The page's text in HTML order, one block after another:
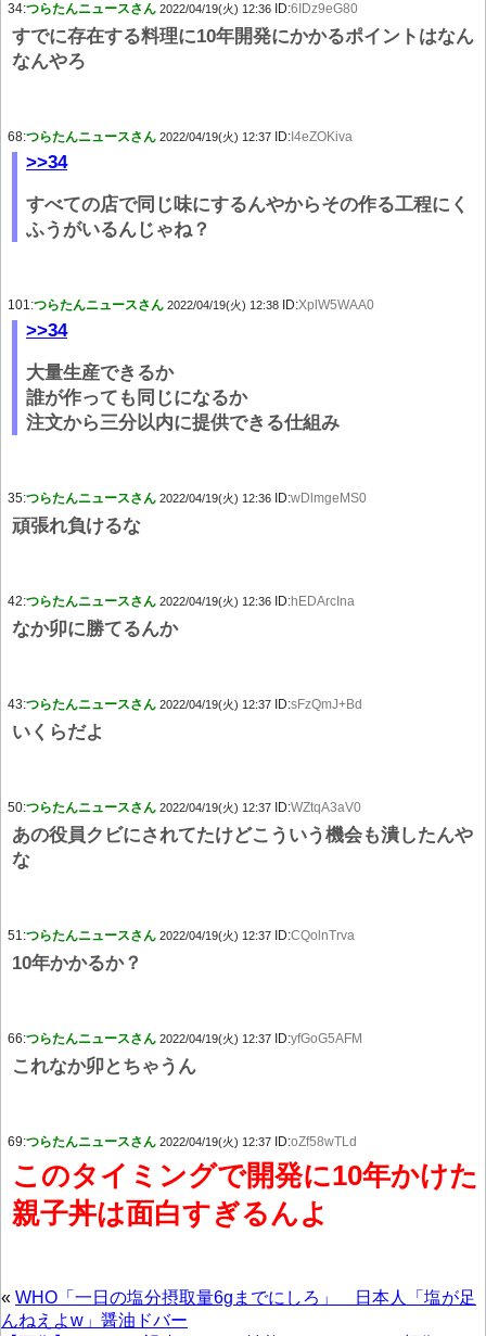
34:つらたんニュースさん 2022/04/19(火) 12:36 ID:6IDz9eG80
すでに存在する料理に10年開発にかかるポイントはなん
なんやろ
68:つらたんニュースさん 2022/04/19(火) 12:37 ID: I4eZOKiva
>>34
すべての店で同じ味にするんやからその作る工程にく
ふうがいるんじゃね？
101:つらたんニュースさん 2022/04/19(火) 12:38 ID:XplW5WAA0
>>34
大量生産できるか
誰が作っても同じになるか
注文から三分以内に提供できる仕組み
35:つらたんニュースさん 2022/04/19(火) 12:36 ID:wDlmgeMS0
頑張れ負けるな
42:つらたんニュースさん 2022/04/19(火) 12:36 ID:hEDArcIna
なか卯に勝てるんか
43:つらたんニュースさん 2022/04/19(火) 12:37 ID:sFzQmJ+Bd
いくらだよ
50:つらたんニュースさん 2022/04/19(火) 12:37 ID:WZtqA3aV0
あの役員クビにされてたけどこういう機会も潰したんや
な
51:つらたんニュースさん 2022/04/19(火) 12:37 ID:CQolnTrva
10年かかるか？
66:つらたんニュースさん 2022/04/19(火) 12:37 ID:yfGoG5AFM
これなか卯とちゃうん
69:つらたんニュースさん 2022/04/19(火) 12:37 ID:oZf58wTLd
このタイミングで開発に10年かけた
親子丼は面白すぎるんよ
« WHO「一日の塩分摂取量6gまでにしろ」 日本人「塩が足
んねえよw」醤油ドバー